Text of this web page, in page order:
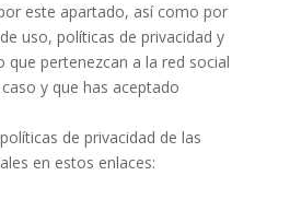
este apartado, así como por
uso, políticas de privacidad y
que pertenezcan a la red social
y que has aceptado
de privacidad de las
en estos enlaces: